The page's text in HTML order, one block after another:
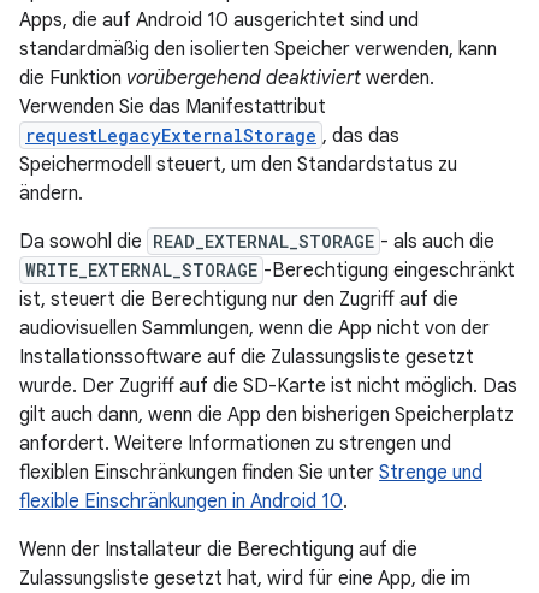
Apps, die auf Android 10 ausgerichtet sind und
standardmäßig den isolierten Speicher verwenden, kann
die Funktion vorübergehend deaktiviert werden.
Verwenden Sie das Manifestattribut
requestLegacyExternalStorage , das das
Speichermodell steuert, um den Standardstatus zu
ändern.
Da sowohl die READ_EXTERNAL_STORAGE - als auch die
WRITE_EXTERNAL_STORAGE -Berechtigung eingeschränkt
ist, steuert die Berechtigung nur den Zugriff auf die
audiovisuellen Sammlungen, wenn die App nicht von der
Installationssoftware auf die Zulassungsliste gesetzt
wurde. Der Zugriff auf die SD-Karte ist nicht möglich. Das
gilt auch dann, wenn die App den bisherigen Speicherplatz
anfordert. Weitere Informationen zu strengen und
flexiblen Einschränkungen finden Sie unter Strenge und
flexible Einschränkungen in Android 10.
Wenn der Installateur die Berechtigung auf die
Zulassungsliste gesetzt hat, wird für eine App, die im